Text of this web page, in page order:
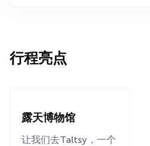
行程亮点
露天博物馆
让我们去Taltsy，一个